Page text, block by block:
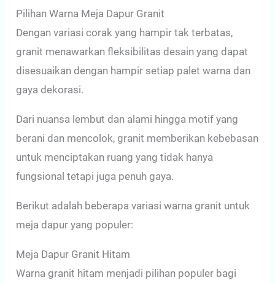
Pilihan Warna Meja Dapur Granit
Dengan variasi corak yang hampir tak terbatas,
granit menawarkan fleksibilitas desain yang dapat
disesuaikan dengan hampir setiap palet warna dan
gaya dekorasi.
Dari nuansa lembut dan alami hingga motif yang
berani dan mencolok, granit memberikan kebebasan
untuk menciptakan ruang yang tidak hanya
fungsional tetapi juga penuh gaya.
Berikut adalah beberapa variasi warna granit untuk
meja dapur yang populer:
Meja Dapur Granit Hitam
Warna granit hitam menjadi pilihan populer bagi